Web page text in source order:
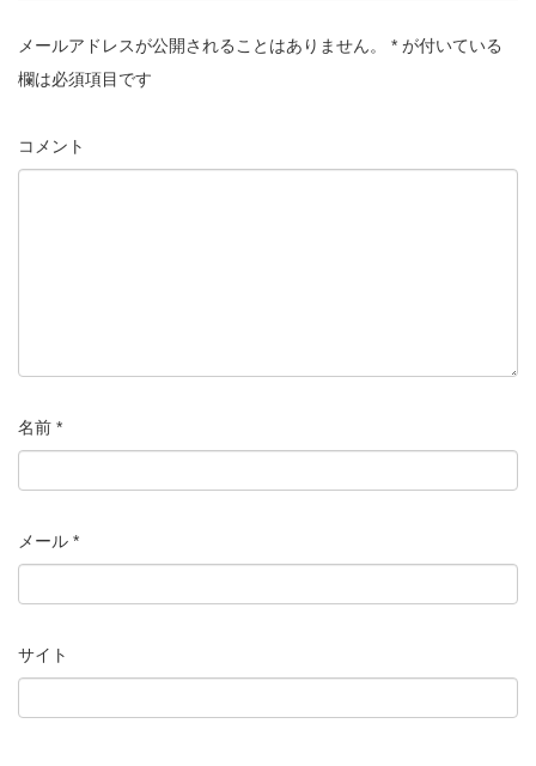
メールアドレスが公開されることはありません。 * が付いている
欄は必須項目です
コメント
名前 *
メール *
サイト